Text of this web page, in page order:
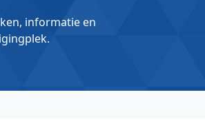
informatie en